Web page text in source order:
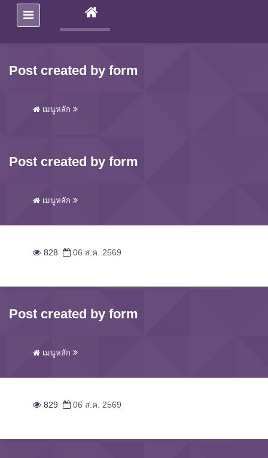
(CURRENT)
Post created by form
เมนูหลัก
Post created by form
เมนูหลัก
828 06 ส.ค. 2569
Post created by form
เมนูหลัก
829 06 ส.ค. 2569